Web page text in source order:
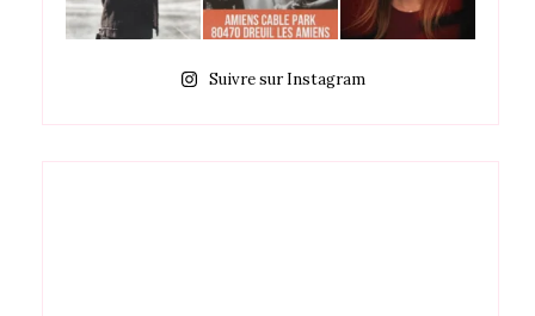
Suivre sur Instagram